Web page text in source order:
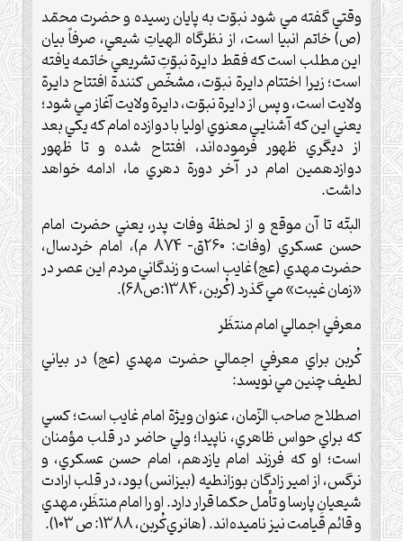
وقتي گفته مي شود نبوّت به پايان رسيده و حضرت محمّد
(ص) خاتم انبيا است، از نظرگاه الهياتِ شيعي، صرفاً بيان
اين مطلب است که فقط دايرة نبوّتِ تشريعي خاتمه يافته
است؛ زيرا اختتام دايرة نبوّت، مشخّص کنندة افتتاح دايرة
ولايت است، و پس از دايرة نبوّت، دايرة ولايت آغاز مي شود؛
يعني اين که آشنايي معنوي اوليا با دوازده امام که يکي بعد
از ديگري ظهور فرموده‌اند، افتتاح شده و تا ظهور
دوازدهمين امام در آخر دورة دهري ما، ادامه خواهد
داشت.
البتّه تا آن موقع و از لحظة وفات پدر، يعني حضرت امام
حسن عسکري (وفات: 260ق- 874 م)، امام خردسال،
حضرت مهدي (عج) غايب است و زندگاني مردم اين عصر در
«زمان غيبت» مي گذرد (کُربن، 1384:ص68).
معرفي اجمالي امام منتظَر
کُربن براي معرفي اجمالي حضرت مهدي (عج) در بياني
لطيف چنين مي نويسد:
اصطلاح صاحب الزّمان، عنوان ويژة امام غايب است؛ کسي
که براي حواس ظاهري، ناپيدا؛ ولي حاضر در قلب مؤمنان
است؛ او که فرزند امام يازدهم، امام حسن عسکري، و
نرگس، از امير زادگان بوزانطيه (بيزانس) بود، در قلب ارادت
شيعيانِ پارسا و تأمل حکما قرار دارد. او را امام منتظَر، مهدي
و قائم قيامت نيز ناميده‌اند. (هانري‌کُربن، 1388: ص 103).